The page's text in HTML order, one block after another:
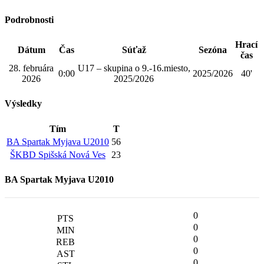
Podrobnosti
Dátum Čas Súťaž Sezóna
Hrací
čas
28. februára
2026
0:00
U17 – skupina o 9.-16.miesto,
2025/2026
2025/2026 40'
Výsledky
Tím
T
BA Spartak Myjava U2010 56
ŠKBD Spišská Nová Ves
23
BA Spartak Myjava U2010
0
0
0
0